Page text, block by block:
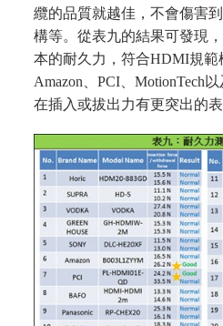
纜的品質就越佳，不會傷害
構等。從表九的結果可發現
本的耐久力，符合HDMI規範
Amazon、PCI、MotionTech
在插入或拔出力有更突出的表